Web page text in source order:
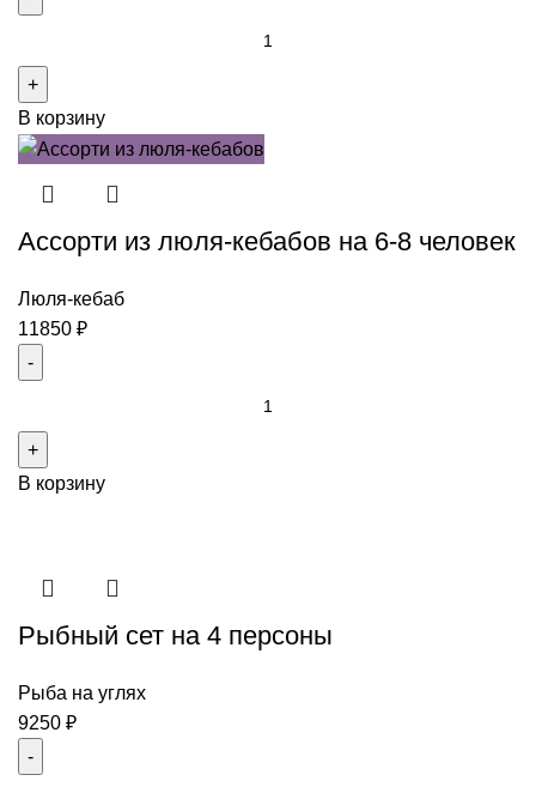
Ассорти
из
люля-
овощами
10-
12
человек
В корзину
Ассорти из люля-кебабов на 6-8 человек
Люля-кебаб
11850 ₽
Ассорти
из
8
В корзину
Рыбный сет на 4 персоны
Рыба на углях
9250 ₽